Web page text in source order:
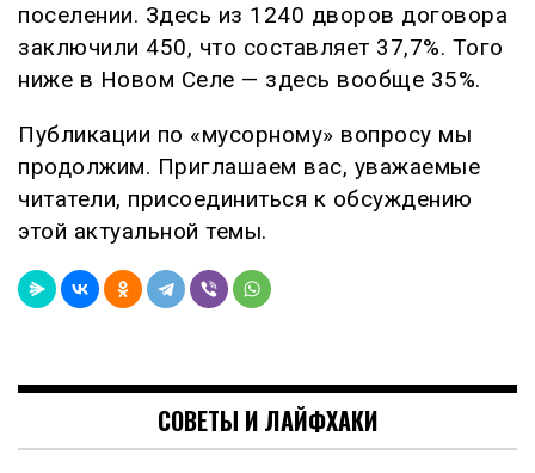
поселении. Здесь из 1240 дворов договора
заключили 450, что составляет 37,7%. Того
ниже в Новом Селе — здесь вообще 35%.
Публикации по «мусорному» вопросу мы
продолжим. Приглашаем вас, уважаемые
читатели, присоединиться к обсуждению
этой актуальной темы.
СОВЕТЫ И ЛАЙФХАКИ